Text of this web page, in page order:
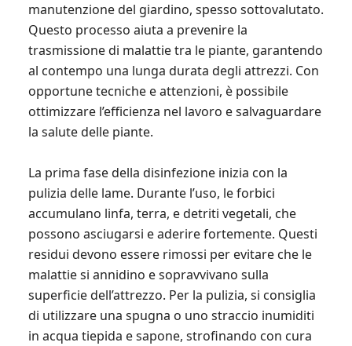
manutenzione del giardino, spesso sottovalutato.
Questo processo aiuta a prevenire la
trasmissione di malattie tra le piante, garantendo
al contempo una lunga durata degli attrezzi. Con
opportune tecniche e attenzioni, è possibile
ottimizzare l’efficienza nel lavoro e salvaguardare
la salute delle piante.
La prima fase della disinfezione inizia con la
pulizia delle lame. Durante l’uso, le forbici
accumulano linfa, terra, e detriti vegetali, che
possono asciugarsi e aderire fortemente. Questi
residui devono essere rimossi per evitare che le
malattie si annidino e sopravvivano sulla
superficie dell’attrezzo. Per la pulizia, si consiglia
di utilizzare una spugna o uno straccio inumiditi
in acqua tiepida e sapone, strofinando con cura